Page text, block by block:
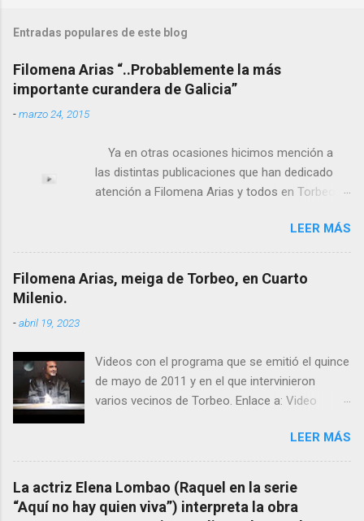
Entradas populares de este blog
Filomena Arias “..Probablemente la más
importante curandera de Galicia”
-marzo 24, 2015
Ya en otras ocasiones hicimos mención a
las distintas publicaciones que han dedicado
atención a Filomena Arias y todos en Torbeo
el pasado siglo tuvo esta “curandeira” por sus
“obras y milagros”, pero también como
excelente difusora del nombre de nuestro
pueblo, no en vano es reconocida por muchos
mención a ANTON PATIÑO REGUEIRA (ya
fallecido) cuyo empeño por estudiar y dar a
conocer a esta “sabia” y por ende a Torbeo no
También reproducimos integro el articulo que
en el año 2000 publico Ángel Arnaiz recogiendo
información de primera mano que le
suministraron David (nieto de Filomena) y
LEER MÁS
Filomena Arias, meiga de Torbeo, en Cuarto
Milenio.
-abril 19, 2023
Videos con el programa que se emitió el quince
de mayo de 2011 y en el que intervinieron
varios vecinos de Torbeo. Enlace a: Video
completo emitido en CUARTO MILENIO En
Facebook otra copia con mejor resolución:
Facebook CUARTO MILENIO - Filomena Arias.
LEER MÁS
La actriz Elena Lombao (Raquel en la serie
“Aquí no hay quien viva”) interpreta la obra